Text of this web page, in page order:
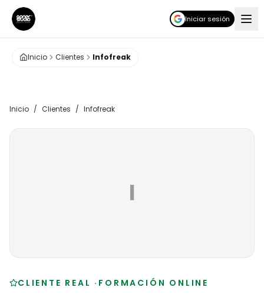
Iniciar sesión
Inicio Clientes Infofreak
Inicio / Clientes / Infofreak
I
CLIENTE REAL · FORMACIÓN ONLINE